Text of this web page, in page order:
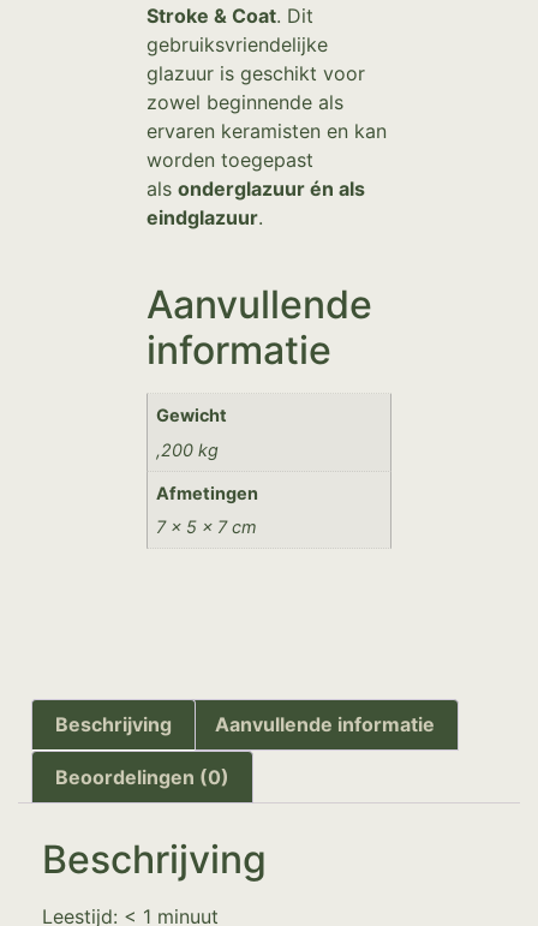
Stroke & Coat. Dit
gebruiksvriendelijke
glazuur is geschikt voor
zowel beginnende als
ervaren keramisten en kan
worden toegepast
als onderglazuur én als
eindglazuur.
Aanvullende
informatie
Gewicht
,200 kg
Afmetingen
7 × 5 × 7 cm
Beschrijving Aanvullende informatie
Beoordelingen (0)
Beschrijving
Leestijd: < 1 minuut